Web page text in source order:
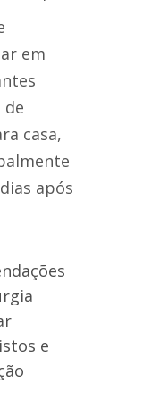
em
de
casa,
após
e